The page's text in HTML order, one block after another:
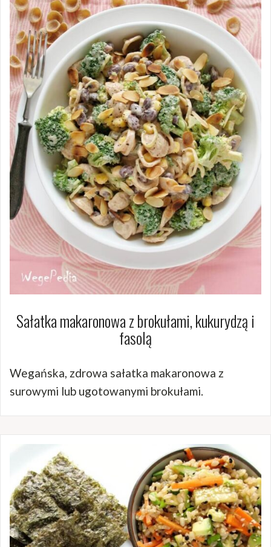
Sałatka makaronowa z brokułami, kukurydzą i
fasolą
Wegańska, zdrowa sałatka makaronowa z
surowymi lub ugotowanymi brokułami.